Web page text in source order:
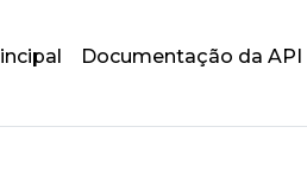
Documentação da API